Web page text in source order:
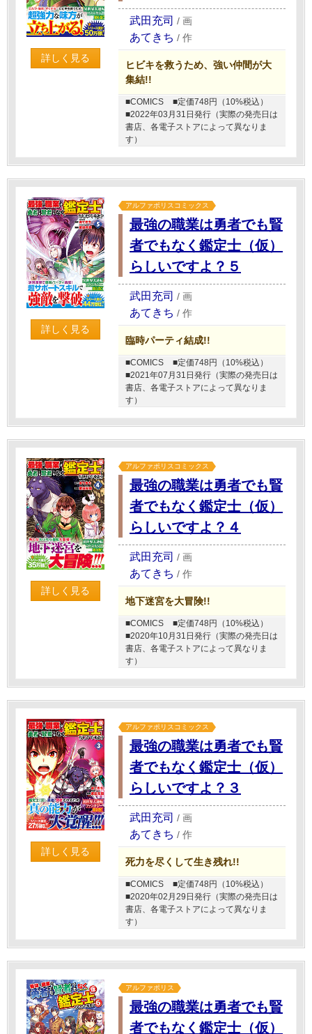
詳しく見る
武田充司 / 画
あてきち / 作
ヒビキを救うため、強い仲間が大
集結!!
■COMICS
■定価748円（10%税込）
■2022年03月31日発行（実際の発売日は
書店、各電子ストアによって異なりま
す）
詳しく見る
アルファポリスコミックス
最強の職業は勇者でも賢
者でもなく鑑定士（仮）
らしいですよ？５
武田充司 / 画
あてきち / 作
臨時パーティ結成!!
■COMICS
■定価748円（10%税込）
■2021年07月31日発行（実際の発売日は
書店、各電子ストアによって異なりま
す）
詳しく見る
アルファポリスコミックス
最強の職業は勇者でも賢
者でもなく鑑定士（仮）
らしいですよ？４
武田充司 / 画
あてきち / 作
地下迷宮を大冒険!!
■COMICS
■定価748円（10%税込）
■2020年10月31日発行（実際の発売日は
書店、各電子ストアによって異なりま
す）
詳しく見る
アルファポリスコミックス
最強の職業は勇者でも賢
者でもなく鑑定士（仮）
らしいですよ？３
武田充司 / 画
あてきち / 作
死力を尽くして生き残れ!!
■COMICS
■定価748円（10%税込）
■2020年02月29日発行（実際の発売日は
書店、各電子ストアによって異なりま
す）
アルファポリス
最強の職業は勇者でも賢
者でもなく鑑定士（仮）